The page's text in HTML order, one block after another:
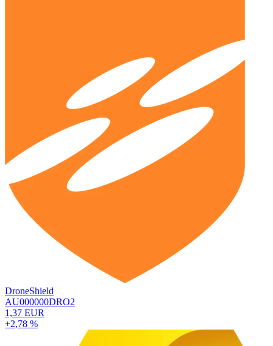
DroneShield
AU000000DRO2
1,37 EUR
+2,78 %